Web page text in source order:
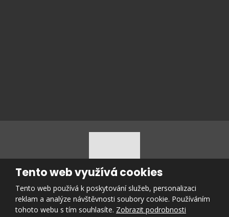
© 2026 Reality PROSTOR s.r.o., vytvořila eBRÁNA s.r.o.
Mapa stránek|Podmínky použití
VYROBILA
Tento web využívá cookies
Tento web používá k poskytování služeb, personalizaci
reklam a analýze návštěvnosti soubory cookie. Používáním
tohoto webu s tím souhlasíte. Zobrazit podrobnosti